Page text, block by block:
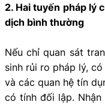
2. Hai tuyến pháp lý
dịch bình thường
Nếu chỉ quan sát
sinh rủi ro pháp lý,
và các quan hệ tín
có tính đối lập.